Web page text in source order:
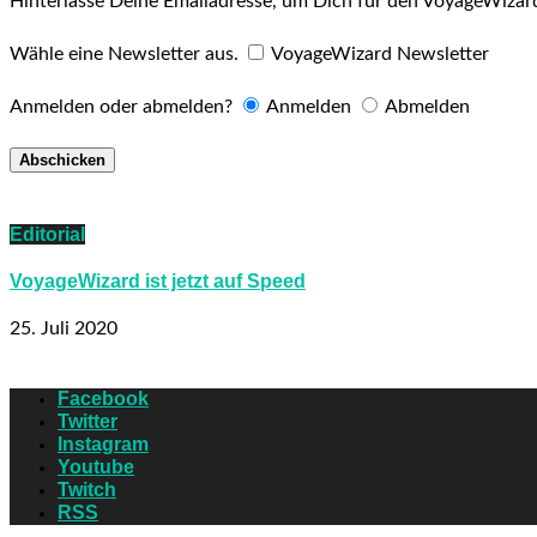
Wähle eine Newsletter aus. VoyageWizard Newsletter
Anmelden oder abmelden? Anmelden Abmelden
Editorial
VoyageWizard ist jetzt auf Speed
25. Juli 2020
Facebook
Twitter
Instagram
Youtube
Twitch
RSS